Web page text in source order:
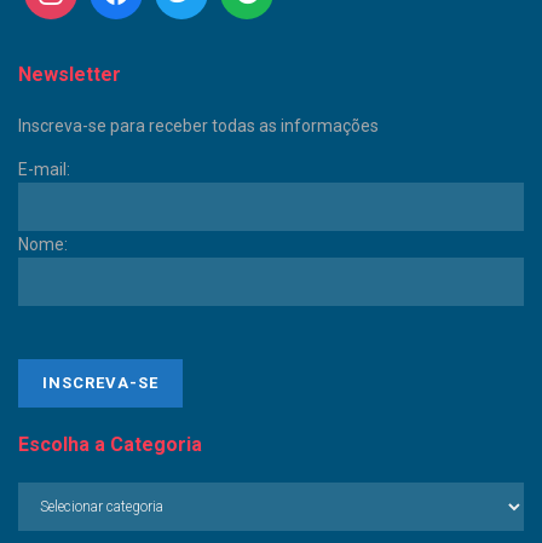
Newsletter
Inscreva-se para receber todas as informações
E-mail:
Nome:
Escolha a Categoria